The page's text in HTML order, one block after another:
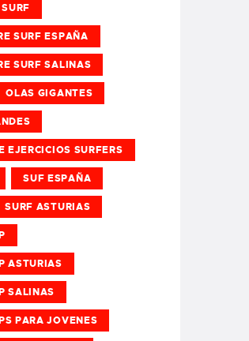
SURF ESPAÑA
SURF SALINAS
OLAS GIGANTES
EJERCICIOS SURFERS
SUF ESPAÑA
SURF ASTURIAS
ASTURIAS
SALINAS
PARA JOVENES